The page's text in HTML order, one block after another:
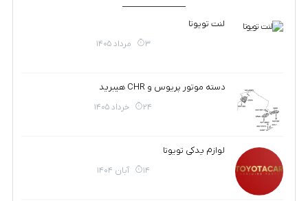
لنت تویوتا
3 مرداد 1405
دسته موتور پریوس و CHR هیبرید
24 خرداد 1405
لوازم یدکی تویوتا
14 آبان 1404